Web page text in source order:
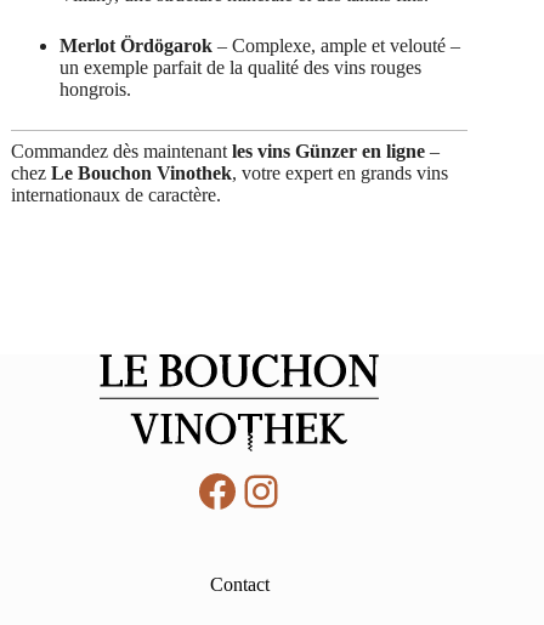
Merlot Ördögarok– Complexe, ample et velouté –
un exemple parfait de la qualité des vins rouges
hongrois.
Commandez dès maintenant les vins Günzer en ligne–
chez Le Bouchon Vinothek, votre expert en grands vins
internationaux de caractère.
Facebook
Instagram
Contact